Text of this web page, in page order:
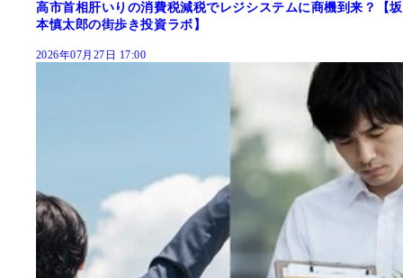
高市首相肝いりの消費税減税でレジシステムに商機到来？【坂
本慎太郎の街歩き投資ラボ】
2026年07月27日 17:00